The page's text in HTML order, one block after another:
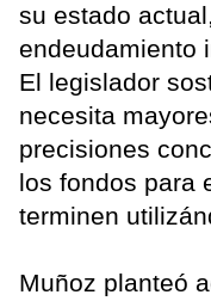
su estado
endeudamiento
El legislador
necesita
precisiones
los fondos para
terminen
Muñoz planteó